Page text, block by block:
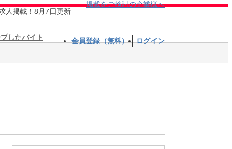
人掲載！8月7日更新
掲載をご検討の企業様へ
したバイト 会員登録（無料） ログイン